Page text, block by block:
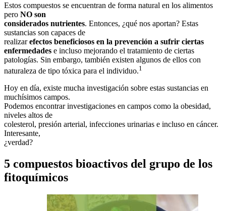
Estos compuestos se encuentran de forma natural en los alimentos
pero NO son
considerados nutrientes. Entonces, ¿qué nos aportan? Estas
sustancias son capaces de
realizarefectos beneficiosos en la prevención a sufrir ciertas
enfermedades e incluso mejorando el tratamiento de ciertas
patologías. Sin embargo, también existen algunos de ellos con
naturaleza de tipo tóxica para el individuo.1
Hoy en día, existe mucha investigación sobre estas sustancias en
muchísimos campos.
Podemos encontrar investigaciones en campos como la obesidad,
niveles altos de
colesterol, presión arterial, infecciones urinarias e incluso en cáncer.
Interesante,
¿verdad?
5 compuestos bioactivos del grupo de los
fitoquímicos